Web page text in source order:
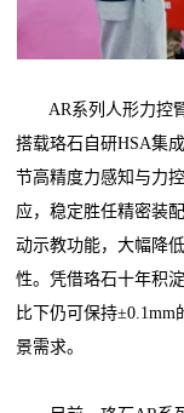
AR系列人形力控臂
搭载珞石自研HSA集
节高精度力感知与力
应，稳定胜任精密装
动示教功能，大幅降
性。凭借珞石十年积
比下仍可保持
景需求。